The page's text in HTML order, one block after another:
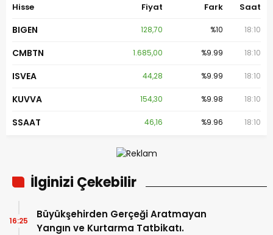
Hisse Fiyat Fark Saat
BIGEN 128,70 %10 18:10
CMBTN 1.685,00 %9.99 18:10
ISVEA 44,28 %9.99 18:10
KUVVA 154,30 %9.98 18:10
SSAAT 46,16 %9.96 18:10
İlginizi Çekebilir
Büyükşehirden Gerçeği Aratmayan
Yangın ve Kurtarma Tatbikatı.
16:25